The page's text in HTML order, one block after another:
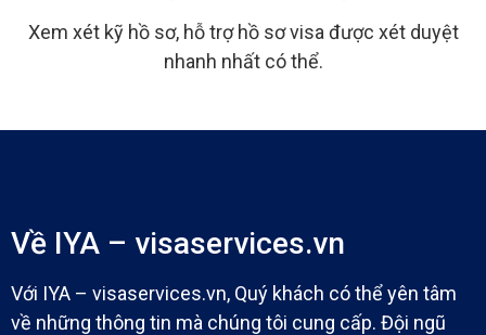
Xem xét kỹ hồ sơ, hỗ trợ hồ sơ visa được xét duyệt
nhanh nhất có thể.
Về IYA – visaservices.vn
Với IYA – visaservices.vn, Quý khách có thể yên tâm
về những thông tin mà chúng tôi cung cấp. Đội ngũ